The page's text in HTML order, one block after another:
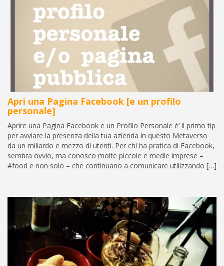
Apri una Pagina Facebook [e un profilo
personale]
Aprire una Pagina Facebook e un Profilo Personale è’ il primo tip
per avviare la presenza della tua azienda in questo Metaverso
da un miliardo e mezzo di utenti. Per chi ha pratica di Facebook,
sembra ovvio, ma conosco molte piccole e medie imprese –
#food e non solo – che continuano a comunicare utilizzando […]